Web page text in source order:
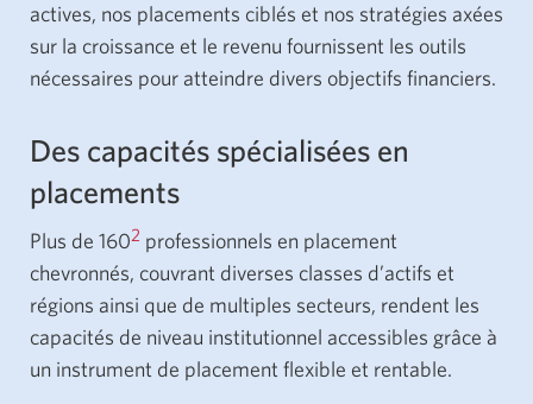
actives, nos placements ciblés et nos stratégies axées
sur la croissance et le revenu fournissent les outils
nécessaires pour atteindre divers objectifs financiers.
Des capacités spécialisées en
placements
Plus de 1602 professionnels en placement
chevronnés, couvrant diverses classes d’actifs et
régions ainsi que de multiples secteurs, rendent les
capacités de niveau institutionnel accessibles grâce à
un instrument de placement flexible et rentable.